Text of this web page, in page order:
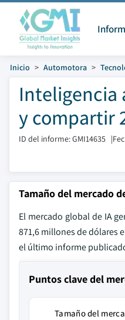
Inicio Automotora
Inteligencia
y compartir
ID del informe: GMI14635 |
Tamaño del mercado
El mercado global de IA
871,6 millones de dólares
el último informe
Puntos clave del
Tamaño del